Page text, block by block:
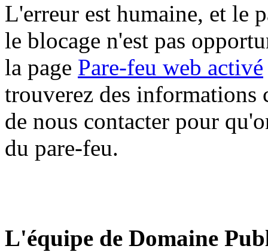
L'erreur est humaine, et le
le blocage n'est pas
la page Pare-feu web activé
trouverez des informations
de nous contacter pour
du pare-feu.
L'équipe de Domaine